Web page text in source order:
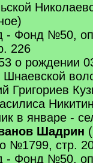
- Фонд №50,
226
о рождении
Шнаевской
Григориев
в январе -
Шадрин
№1799, стр.
- Фонд №50,